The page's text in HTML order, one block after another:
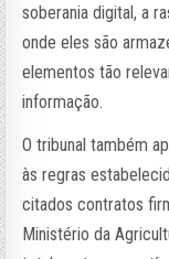
soberania digital, a
onde eles são
elementos tão
informação.
O tribunal também
às regras
citados contratos
Ministério da